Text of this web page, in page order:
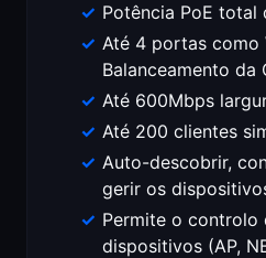
Potência PoE total
Até 4 portas como
Balanceamento da
Até 600Mbps
Até 200 clientes
Auto-descobrir,
gerir os
Permite o controlo
dispositivos (AP,